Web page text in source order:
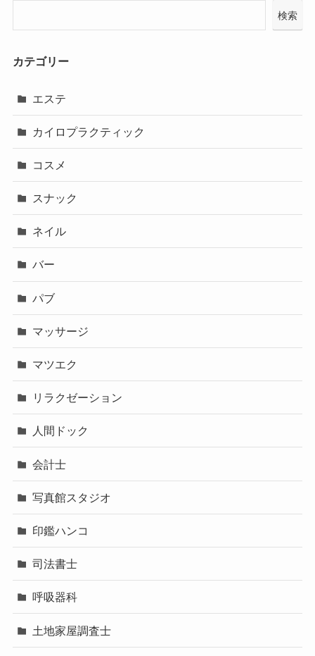
検索
カテゴリー
エステ
カイロプラクティック
コスメ
スナック
ネイル
バー
パブ
マッサージ
マツエク
リラクゼーション
人間ドック
会計士
写真館スタジオ
印鑑ハンコ
司法書士
呼吸器科
土地家屋調査士